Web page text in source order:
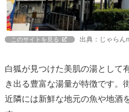
このサイトを見る 出典：じゃらん
白狐が見つけた美肌の湯として
き出る豊富な湯量が特徴です。
近隣には新鮮な地元の魚や地酒